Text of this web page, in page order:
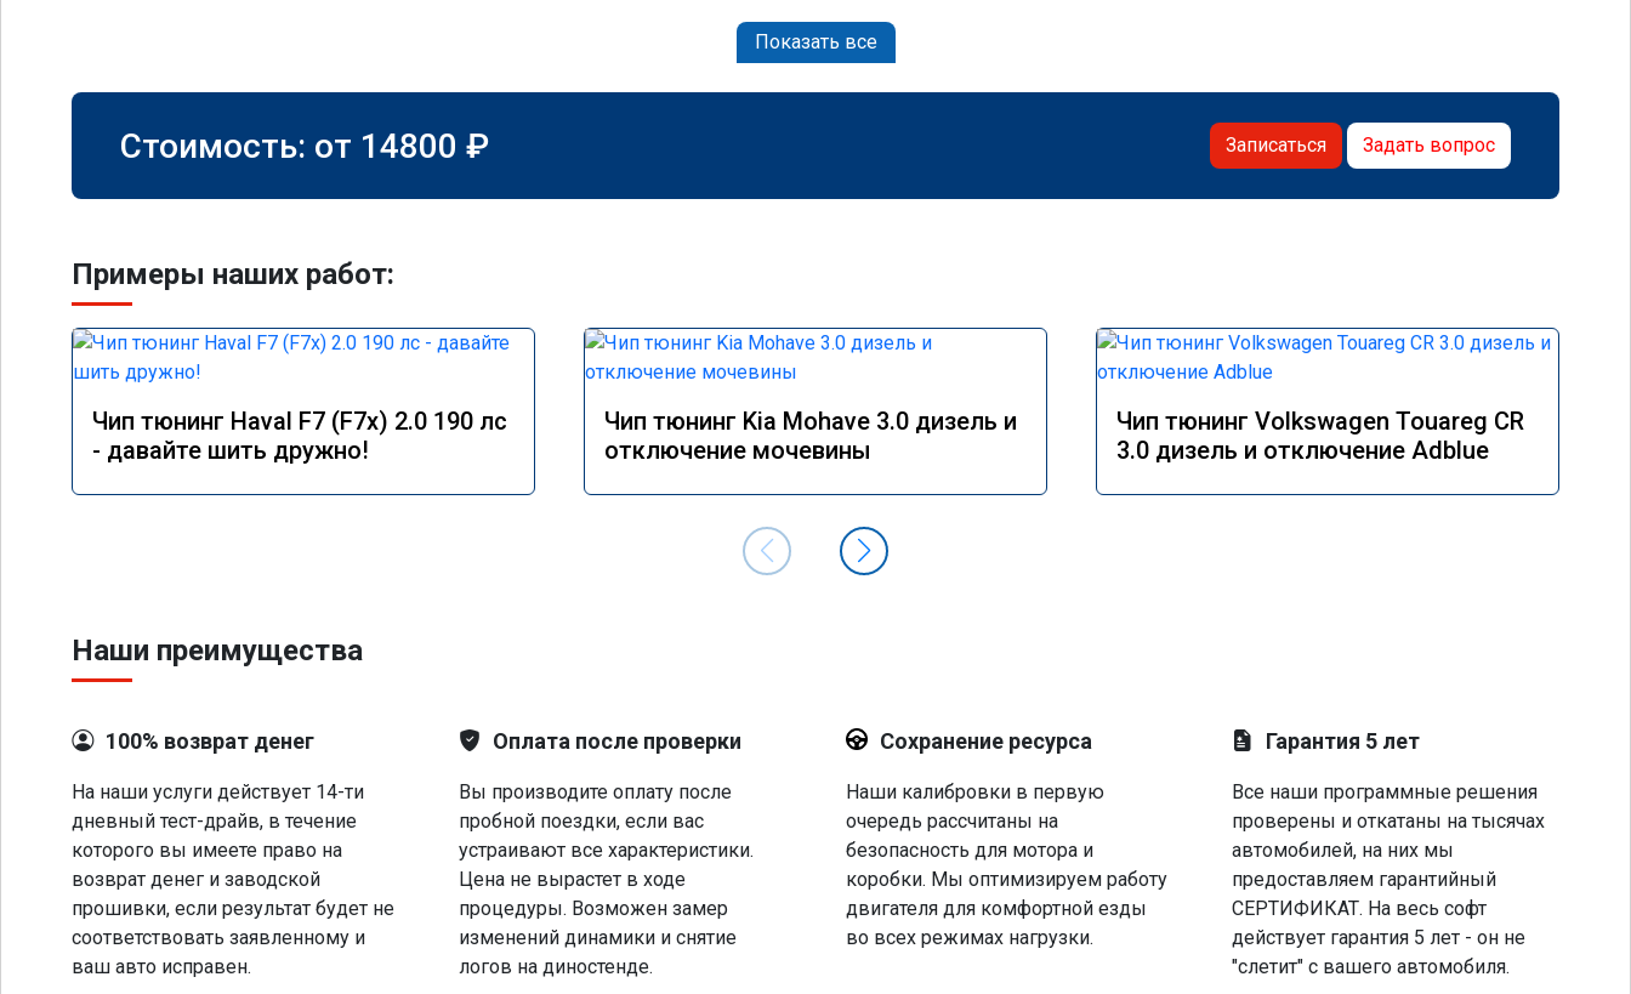
Показать все
Стоимость: от 14800 ₽ Записаться Задать вопрос
Примеры наших работ:
Чип тюнинг Haval F7 (F7x) 2.0 190 лс
- давайте шить дружно!
Чип тюнинг Kia Mohave 3.0 дизель и
отключение мочевины
Чип тюнинг Volkswagen Touareg CR
3.0 дизель и отключение Adblue
Наши преимущества
100% возврат денег
На наши услуги действует 14-ти
дневный тест-драйв, в течение
которого вы имеете право на
возврат денег и заводской
прошивки, если результат будет не
соответствовать заявленному и
ваш авто исправен.
Оплата после проверки
Вы производите оплату после
пробной поездки, если вас
устраивают все характеристики.
Цена не вырастет в ходе
процедуры. Возможен замер
изменений динамики и снятие
логов на диностенде.
Сохранение ресурса
Наши калибровки в первую
очередь рассчитаны на
безопасность для мотора и
коробки. Мы оптимизируем работу
двигателя для комфортной езды
во всех режимах нагрузки.
Гарантия 5 лет
Все наши программные решения
проверены и откатаны на тысячах
автомобилей, на них мы
предоставляем гарантийный
СЕРТИФИКАТ. На весь софт
действует гарантия 5 лет - он не
"слетит" с вашего автомобиля.